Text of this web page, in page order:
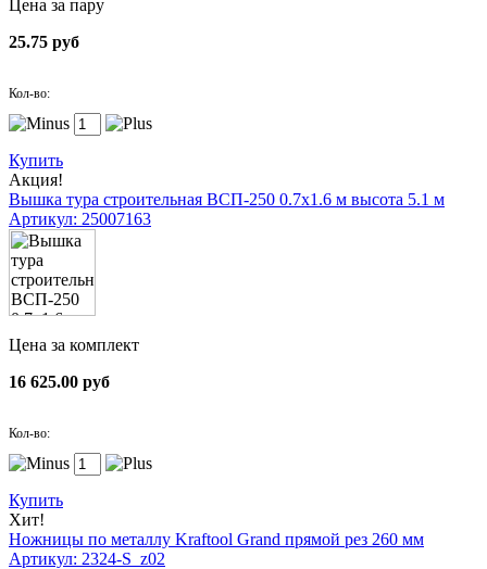
Цена за пару
25.75 руб
Кол-во:
Купить
Акция!
Вышка тура строительная ВСП-250 0.7х1.6 м высота 5.1 м
Артикул: 25007163
Цена за комплект
16 625.00 руб
Кол-во:
Купить
Хит!
Ножницы по металлу Kraftool Grand прямой рез 260 мм
Артикул: 2324-S_z02